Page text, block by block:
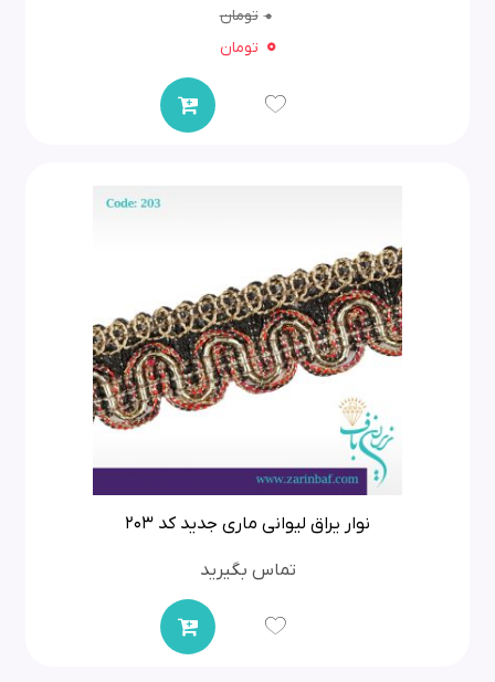
0 تومان
0 تومان
نوار یراق لیوانی ماری جدید کد 203
تماس بگیرید